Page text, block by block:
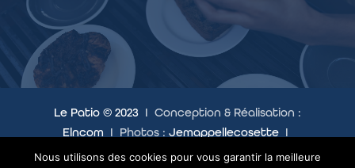
Le Patio © 2023I Conception & Réalisation :
Elncom I Photos :Jemappellecosette I
Mentions légalesIPolitique de confidentialité
Nous utilisons des cookies pour vous garantir la meilleure